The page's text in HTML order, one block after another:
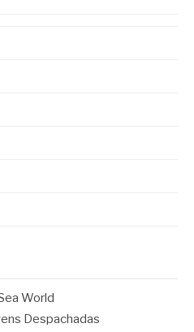
World
Despachadas